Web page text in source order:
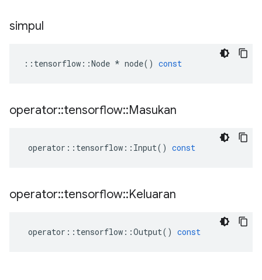
simpul
:: tensorflow ::Node * node() const
operator::tensorflow::Masukan
operator :: tensorflow :: Input() const
operator::tensorflow::Keluaran
operator :: tensorflow ::Output() const